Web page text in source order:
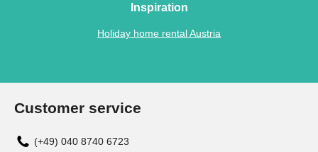
Inspiration
Holiday home rental Austria
Customer service
(+49) 040 8740 6723